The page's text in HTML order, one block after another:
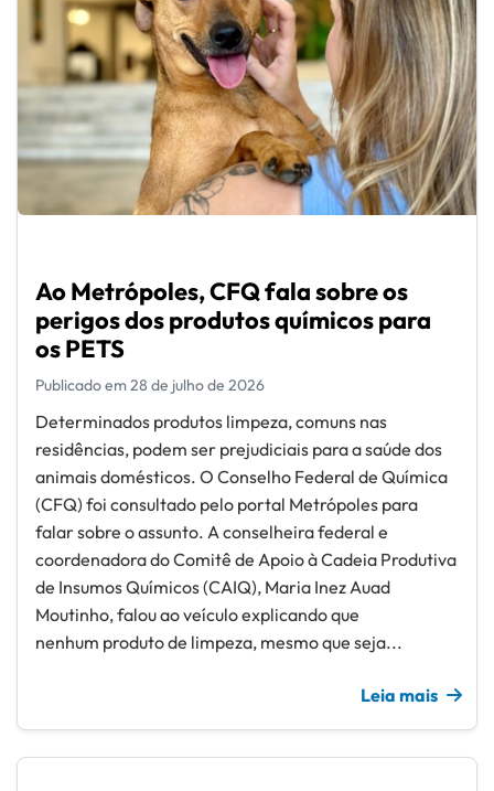
Ao Metrópoles, CFQ fala sobre os
perigos dos produtos químicos para
os PETS
Publicado em 28 de julho de 2026
Determinados produtos limpeza, comuns nas
residências, podem ser prejudiciais para a saúde dos
animais domésticos. O Conselho Federal de Química
(CFQ) foi consultado pelo portal Metrópoles para
falar sobre o assunto. A conselheira federal e
coordenadora do Comitê de Apoio à Cadeia Produtiva
de Insumos Químicos (CAIQ), Maria Inez Auad
Moutinho, falou ao veículo explicando que
nenhum produto de limpeza, mesmo que seja...
Leia mais